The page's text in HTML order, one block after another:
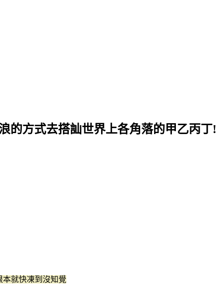
的方式去搭訕世界上各角落的甲乙丙丁!
本就快凍到沒知覺